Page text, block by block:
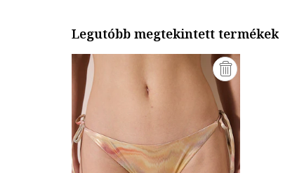
Legutóbb megtekintett termékek